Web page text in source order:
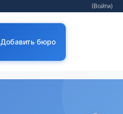
(Войти)
Добавить бюро